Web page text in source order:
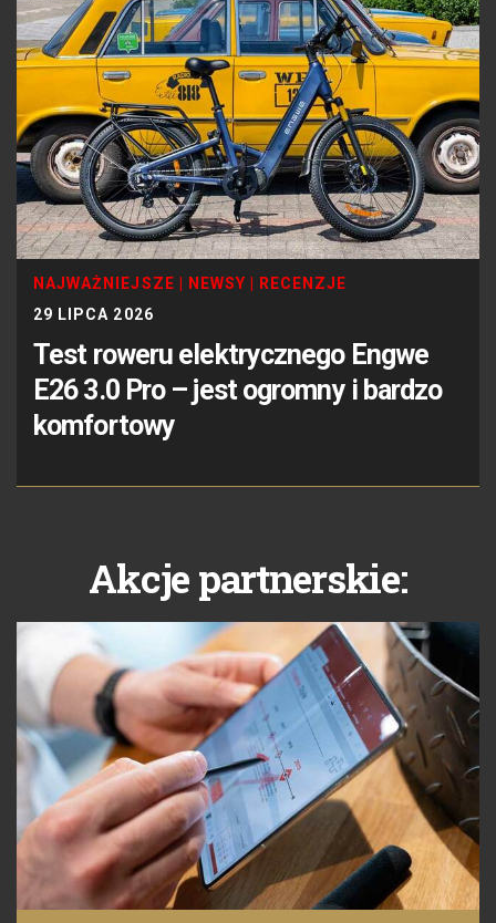
NAJWAŻNIEJSZE NEWSY
RECENZJE
29 LIPCA 2026
Test roweru elektrycznego Engwe
E26 3.0 Pro – jest ogromny i bardzo
komfortowy
Akcje partnerskie: